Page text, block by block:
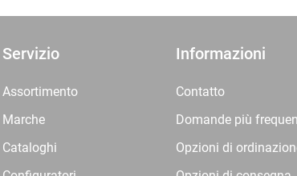
Servizio
Assortimento
Marche
Cataloghi
Informazioni
Contatto
Domande più
Opzioni di